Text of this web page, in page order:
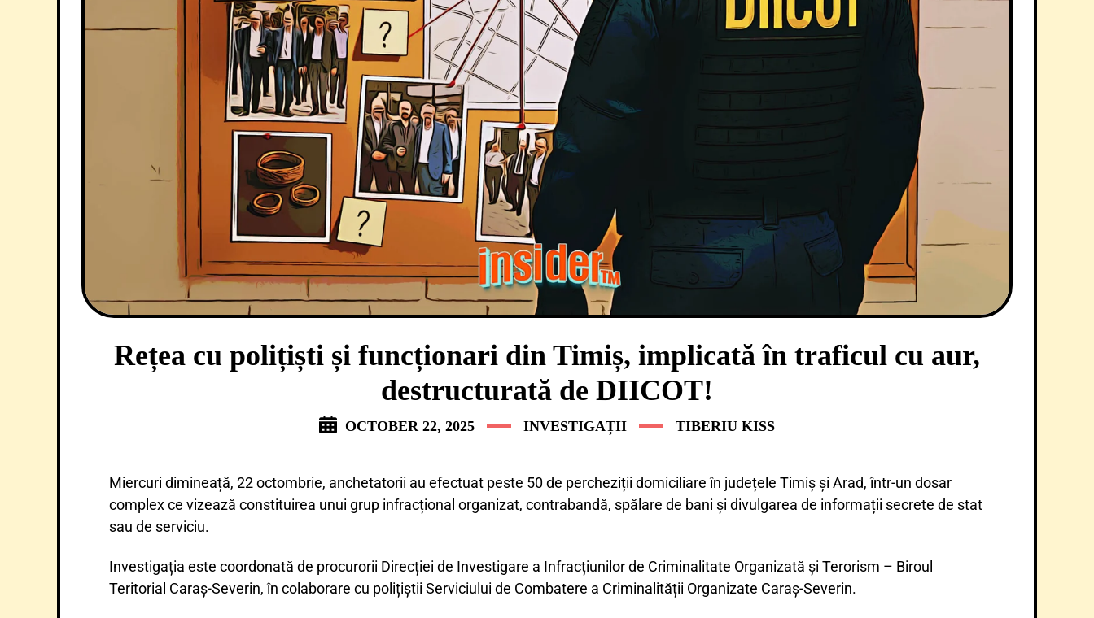
Rețea cu polițiști și funcționari din Timiș, implicată în traficul cu aur,
destructurată de DIICOT!
OCTOBER 22, 2025 INVESTIGAȚII TIBERIU KISS
Miercuri dimineață, 22 octombrie, anchetatorii au efectuat peste 50 de percheziții domiciliare în județele Timiș și Arad, într-un dosar
complex ce vizează constituirea unui grup infracțional organizat, contrabandă, spălare de bani și divulgarea de informații secrete de stat
sau de serviciu.
Investigația este coordonată de procurorii Direcției de Investigare a Infracțiunilor de Criminalitate Organizată și Terorism – Biroul
Teritorial Caraș-Severin, în colaborare cu polițiștii Serviciului de Combatere a Criminalității Organizate Caraș-Severin.